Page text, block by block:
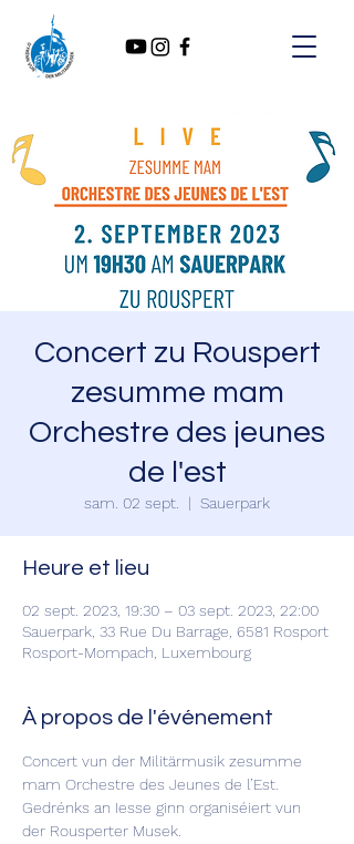
Concert zu Rouspert
zesumme mam
Orchestre des jeunes
de l'est
sam. 02 sept.
  |
Sauerpark
Heure et lieu
02 sept. 2023, 19:30 – 03 sept. 2023, 22:00
Sauerpark, 33 Rue Du Barrage, 6581 Rosport
Rosport-Mompach, Luxembourg
À propos de l'événement
Concert vun der Militärmusik zesumme
mam Orchestre des Jeunes de l’Est.
Gedrénks an Iesse ginn organiséiert vun
der Rousperter Musek.